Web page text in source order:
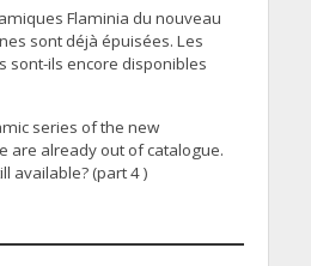
Flaminia du nouveau
sont déjà épuisées. Les
sont-ils encore disponibles
series of the new
are already out of catalogue.
available? (part 4 )